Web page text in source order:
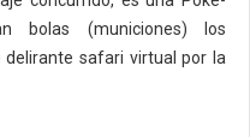
bolas (municiones) los
delirante safari virtual por la